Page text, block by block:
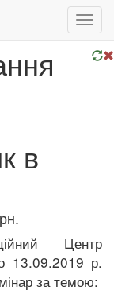
в
Центр
13.09.2019 р.
за темою: